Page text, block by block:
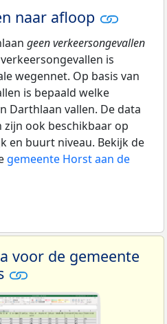
naar afloop
geen verkeersongevallen
is
wegennet. Op basis van
is bepaald welke
Darthlaan vallen. De data
ook beschikbaar op
en buurt niveau. Bekijk de
gemeente Horst aan de
voor de gemeente